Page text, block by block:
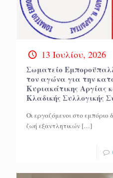
13 Ιουλίου, 2026
Σωματείο
τον αγώνα για την
Κυριακάτικης Αργίας
Κλαδικής Συλλογικής
Οι εργαζόμενοι στο εμπόριο
ζωή εξαντλητικών […]